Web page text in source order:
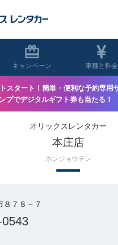
キャンペーン 車種と料金
スタート！簡単・便利な予約専用
プでデジタルギフト券も当たる！
オリックスレンタカー
本庄店
ホンジョウテン
８７８－７